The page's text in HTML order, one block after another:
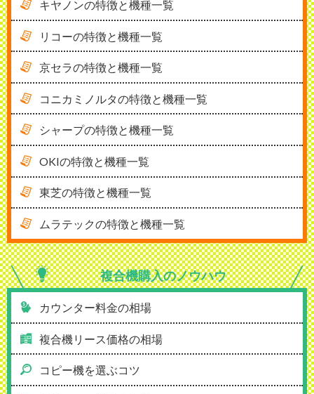
キヤノンの特徴と機種一覧
リコーの特徴と機種一覧
京セラの特徴と機種一覧
コニカミノルタの特徴と機種一覧
シャープの特徴と機種一覧
OKIの特徴と機種一覧
東芝の特徴と機種一覧
ムラテックの特徴と機種一覧
複合機購入のノウハウ
カウンター料金の相場
複合機リース価格の相場
コピー機を選ぶコツ